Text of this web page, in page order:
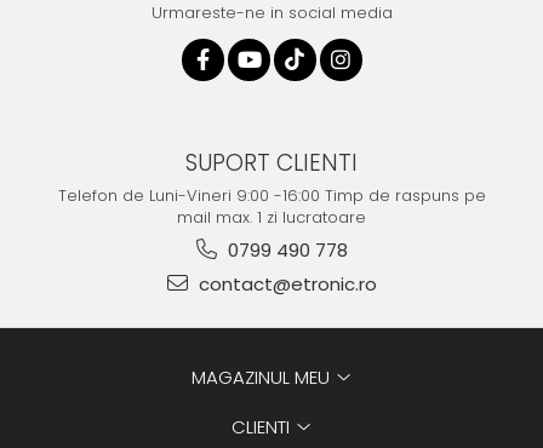
Urmareste-ne in social media
SUPORT CLIENTI
Telefon de Luni-Vineri 9:00 -16:00 Timp de raspuns pe
mail max. 1 zi lucratoare
0799 490 778
contact@etronic.ro
MAGAZINUL MEU
CLIENTI